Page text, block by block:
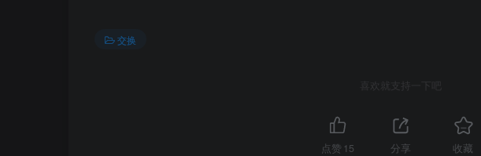
交换
喜欢就支持一下吧
点赞 15 分享 收藏